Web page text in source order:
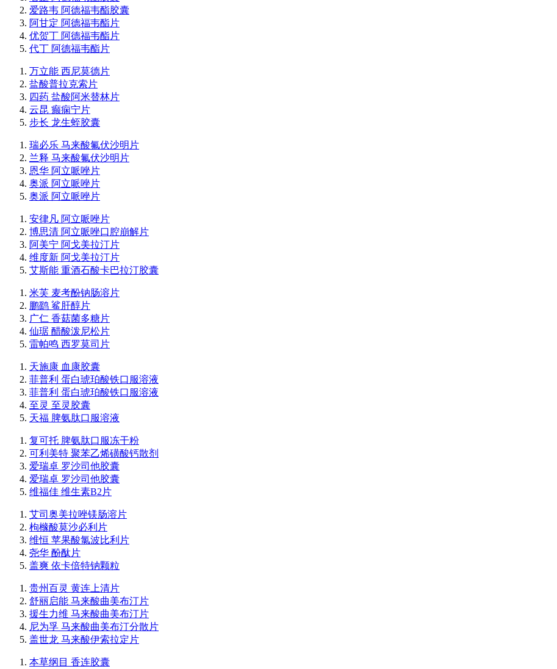
爱路韦 阿德福韦酯胶囊
阿甘定 阿德福韦酯片
优贺丁 阿德福韦酯片
代丁 阿德福韦酯片
万立能 西尼莫德片
盐酸普拉克索片
四药 盐酸阿米替林片
云昆 癫痫宁片
步长 龙生蛭胶囊
瑞必乐 马来酸氟伏沙明片
兰释 马来酸氟伏沙明片
恩华 阿立哌唑片
奥派 阿立哌唑片
奥派 阿立哌唑片
安律凡 阿立哌唑片
博思清 阿立哌唑口腔崩解片
阿美宁 阿戈美拉汀片
维度新 阿戈美拉汀片
艾斯能 重酒石酸卡巴拉汀胶囊
米芙 麦考酚钠肠溶片
鹏鹞 鲨肝醇片
广仁 香菇菌多糖片
仙琚 醋酸泼尼松片
雷帕鸣 西罗莫司片
天施康 血康胶囊
菲普利 蛋白琥珀酸铁口服溶液
菲普利 蛋白琥珀酸铁口服溶液
至灵 至灵胶囊
天福 脾氨肽口服溶液
复可托 脾氨肽口服冻干粉
可利美特 聚苯乙烯磺酸钙散剂
爱瑞卓 罗沙司他胶囊
爱瑞卓 罗沙司他胶囊
维福佳 维生素B2片
艾司奥美拉唑镁肠溶片
枸橼酸莫沙必利片
维恒 苹果酸氯波比利片
尧华 酚酞片
盖爽 依卡倍特钠颗粒
贵州百灵 黄连上清片
舒丽启能 马来酸曲美布汀片
援生力维 马来酸曲美布汀片
尼为孚 马来酸曲美布汀分散片
盖世龙 马来酸伊索拉定片
本草纲目 香连胶囊